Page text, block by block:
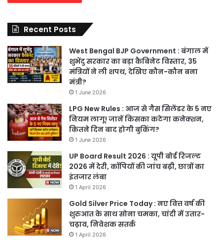
Recent Posts
West Bengal BJP Government : बंगाल में
शुभेंदु सरकार का बड़ा कैबिनेट विस्तार, 35
मंत्रियों ने ली शपथ, देखिए कौन-कौन बना
मंत्री?
1 June 2026
LPG New Rules : आज से गैस सिलेंडर के 5 नए
नियम लागू! जानें किसका कटेगा कनेक्शन,
कितने दिन बाद होगी बुकिंग?
1 June 2026
UP Board Result 2026 : यूपी बोर्ड रिजल्ट
2026 में देरी, कॉपियों की जांच बढ़ी, छात्रों का
इंतजार लंबा
1 April 2026
Gold Silver Price Today : नए वित्त वर्ष की
शुरुआत के साथ सोना चमका, चांदी में उतार-
चढ़ाव, निवेशक सतर्क
1 April 2026